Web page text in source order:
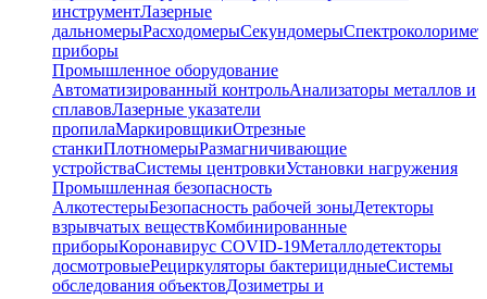
инструментЛазерные
дальномерыРасходомерыСекундомеры
приборы
Промышленное оборудование
Автоматизированный контрольАнализаторы металлов и
сплавовЛазерные указатели
пропилаМаркировщикиОтрезные
станкиПлотномерыРазмагничивающие
устройстваСистемы центровкиУстановки нагружения
Промышленная безопасность
АлкотестерыБезопасность рабочей зоныДетекторы
взрывчатых веществКомбинированные
приборыКоронавирус COVID-19Металлодетекторы
досмотровыеРециркуляторы бактерицидныеСистемы
обследования объектовДозиметры и